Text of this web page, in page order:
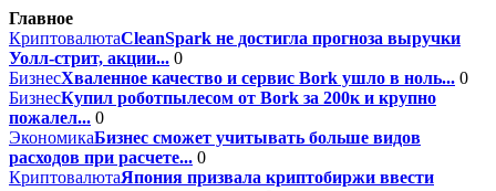
Главное
КриптовалютаCleanSpark не достигла прогноза выручки
Уолл-стрит, акции... 0
БизнесХваленное качество и сервис Bork ушло в ноль... 0
БизнесКупил роботпылесом от Bork за 200к и крупно
пожалел... 0
ЭкономикаБизнес сможет учитывать больше видов
расходов при расчете... 0
КриптовалютаЯпония призвала криптобиржи ввести